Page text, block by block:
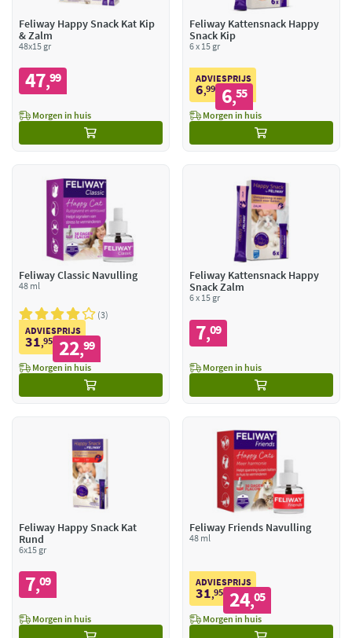
Feliway Happy Snack Kat Kip
& Zalm
48x15 gr
47,99
Morgen in huis
Feliway Kattensnack Happy
Snack Kip
6 x 15 gr
ADVIESPRIJS
6,99 6,55
Morgen in huis
Feliway Classic Navulling
48 ml
3
ADVIESPRIJS
31,95 22,99
Morgen in huis
Feliway Kattensnack Happy
Snack Zalm
6 x 15 gr
7,09
Morgen in huis
Feliway Happy Snack Kat
Rund
6x15 gr
7,09
Morgen in huis
Feliway Friends Navulling
48 ml
ADVIESPRIJS
31,95 24,05
Morgen in huis